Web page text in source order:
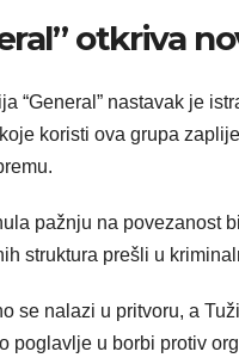
otkriva
“General” nastavak je
koristi ova grupa
pažnju na povezanost
struktura prešli u
se nalazi u pritvoru, a
poglavlje u borbi protiv